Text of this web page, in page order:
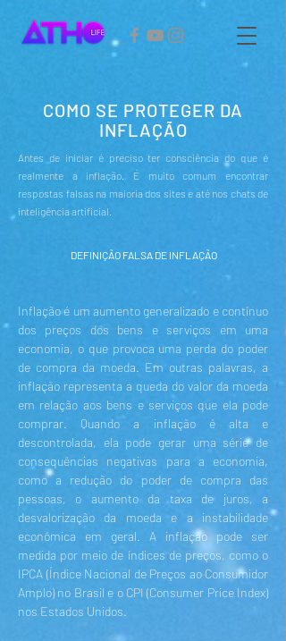
COMO SE PROTEGER DA
INFLAÇÃO
Antes de iniciar é preciso ter consciência do que é
realmente a inflação. É muito comum encontrar
respostas falsas na maioria dos sites e até nos chats de
inteligência artificial.
DEFINIÇÃO FALSA DE INFLAÇÃO
Inflação é um aumento generalizado e contínuo
dos preços dos bens e serviços em uma
economia, o que provoca uma perda do poder
de compra da moeda. Em outras palavras, a
inflação representa a queda do valor da moeda
em relação aos bens e serviços que ela pode
comprar. Quando a inflação é alta e
descontrolada, ela pode gerar uma série de
consequências negativas para a economia,
como a redução do poder de compra das
pessoas, o aumento da taxa de juros, a
desvalorização da moeda e a instabilidade
econômica em geral. A inflação pode ser
medida por meio de índices de preços, como o
IPCA (Índice Nacional de Preços ao Consumidor
Amplo) no Brasil e o CPI (Consumer Price Index)
nos Estados Unidos.